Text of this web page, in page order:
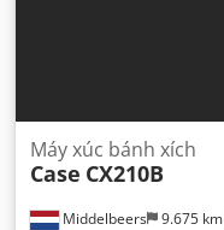
Middelbeers 9.675 km
Máy xúc bánh xích
Case CX210B